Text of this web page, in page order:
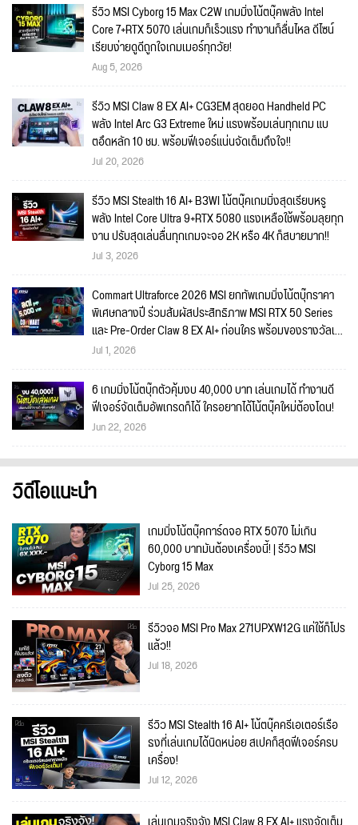
รีวิว MSI Cyborg 15 Max C2W เกมมิ่งโน้ตบุ๊คพลัง Intel
Core 7+RTX 5070 เล่นเกมก็เร็วแรง ทำงานก็ลื่นไหล ดีไซน์
เรียบง่ายดูดีถูกใจเกมเมอร์ทุกวัย!
Aug 5, 2026
รีวิว MSI Claw 8 EX AI+ CG3EM สุดยอด Handheld PC
พลัง Intel Arc G3 Extreme ใหม่ แรงพร้อมเล่นทุกเกม แบ
ตอึดหลัก 10 ชม. พร้อมฟีเจอร์แน่นจัดเต็มถึงใจ!!
Jul 20, 2026
รีวิว MSI Stealth 16 AI+ B3WI โน้ตบุ๊คเกมมิ่งสุดเรียบหรู
พลัง Intel Core Ultra 9+RTX 5080 แรงเหลือใช้พร้อมลุยทุก
งาน ปรับสุดเล่นลื่นทุกเกมจะจอ 2K หรือ 4K ก็สบายมาก!!
Jul 3, 2026
Commart Ultraforce 2026 MSI ยกทัพเกมมิ่งโน้ตบุ๊กราคา
พิเศษกลางปี ร่วมสัมผัสประสิทธิภาพ MSI RTX 50 Series
และ Pre-Order Claw 8 EX AI+ ก่อนใคร พร้อมของรางวัลเข้า
ร่วมกิจกรรมในงาน!
Jul 1, 2026
6 เกมมิ่งโน้ตบุ๊กตัวคุ้มงบ 40,000 บาท เล่นเกมได้ ทำงานดี
ฟีเจอร์จัดเต็มอัพเกรดก็ได้ ใครอยากได้โน้ตบุ๊คใหม่ต้องโดน!
Jun 22, 2026
วิดีโอแนะนำ
เกมมิ่งโน้ตบุ๊คการ์ดจอ RTX 5070 ไม่เกิน
60,000 บาทมันต้องเครื่องนี้! | รีวิว MSI
Cyborg 15 Max
Jul 25, 2026
รีวิวจอ MSI Pro Max 271UPXW12G แค่ใช้ก็โปร
แล้ว!!
Jul 18, 2026
รีวิว MSI Stealth 16 AI+ โน้ตบุ๊คครีเอเตอร์เรือ
ธงที่เล่นเกมได้นิดหน่อย สเปคก็สุดฟีเจอร์ครบ
เครื่อง!
Jul 12, 2026